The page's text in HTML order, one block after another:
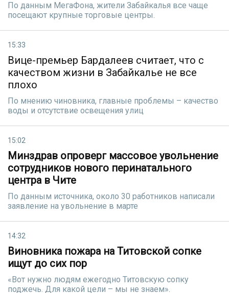
По данным МегаФона, жители Забайкалья все чаще
посещают крупные торговые центры.
15:33
Вице-премьер Бардалеев считает, что с
качеством жизни в Забайкалье не все
плохо
По мнению чиновника, главные проблемы – качество
воды и отсутствие освещения улиц
15:02
Минздрав опроверг массовое увольнение
сотрудников нового перинатального
центра в Чите
По данным источника, около 30 работников написали
заявление на увольнение в марте
14:32
Виновника пожара на Титовской сопке
ищут до сих пор
«Вот нужно людям ежегодно Титовскую сопку
поджечь. Для какой цели – мы не знаем».